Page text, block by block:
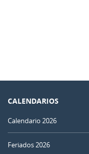
CALENDARIOS
Calendario 2026
Feriados 2026